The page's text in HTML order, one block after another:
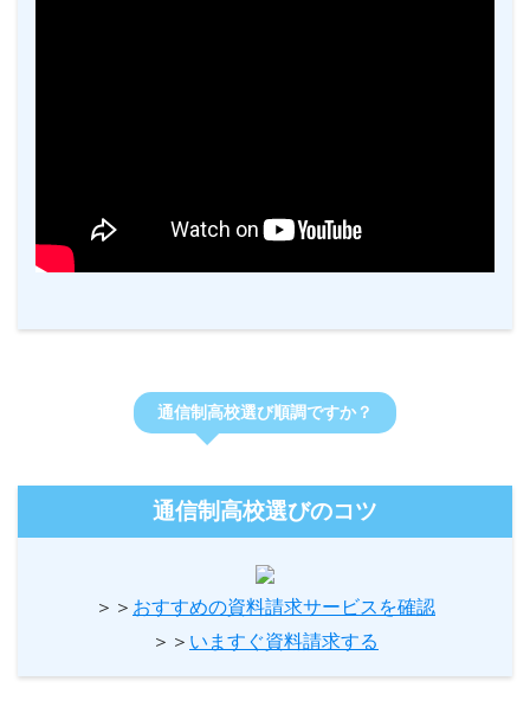
通信制高校選び順調ですか？
通信制高校選びのコツ
＞＞ おすすめの資料請求サービスを確認
＞＞ いますぐ資料請求する